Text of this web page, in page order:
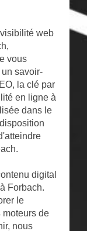
web
vous
savoir-
la clé par
en ligne à
dans le
digital
Forbach.
le
moteurs de
nous